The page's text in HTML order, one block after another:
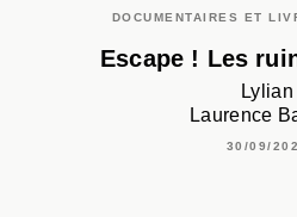
DOCUMENTAIRES ET
Escape ! Les
Lylian
Laurence
30/09/